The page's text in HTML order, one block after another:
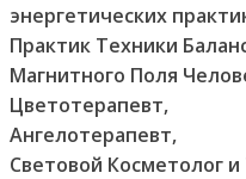
энергетических
Практик Техники
Магнитного Поля
Цветотерапевт,
Ангелотерапевт,
Световой Косметолог